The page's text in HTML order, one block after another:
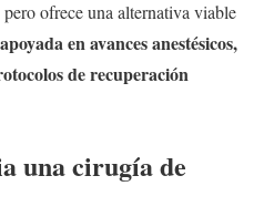
ofrece una alternativa viable
en avances anestésicos,
de recuperación
una cirugía de